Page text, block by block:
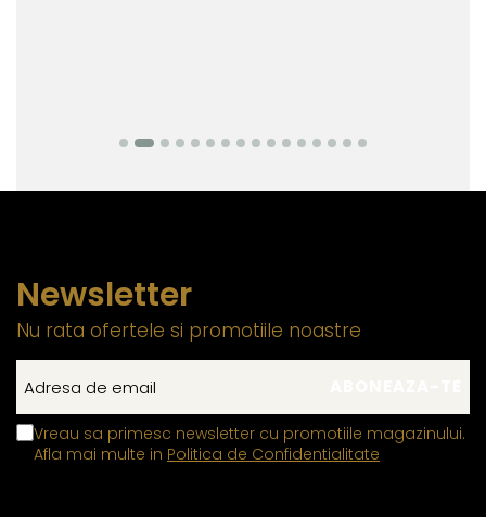
Newsletter
Nu rata ofertele si promotiile noastre
Vreau sa primesc newsletter cu promotiile magazinului.
Afla mai multe in Politica de Confidentialitate